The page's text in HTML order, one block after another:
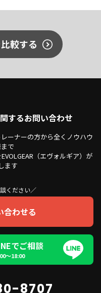
較する
するお問い合わせ
ーナーの方から全くノウハウ
で
（エヴォルギア）が
ます
ください／
合わせる
でご相談
〜18:00
8707